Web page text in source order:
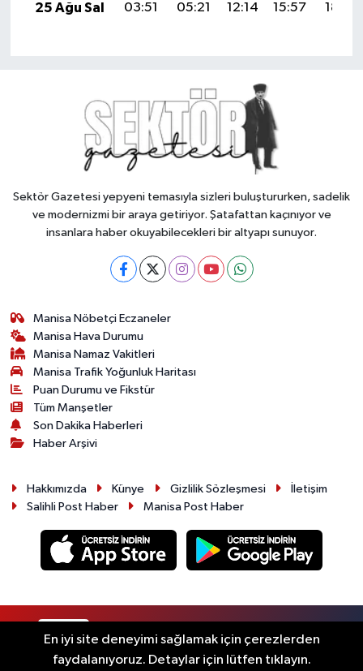
25 Ağu Sal
03:51 05:21 12:14 15:57 18:57
Sektör Gazetesi yepyeni temasıyla sizleri buluştururken, sadelik
ve modernizmi bir araya getiriyor. Şatafattan kaçınıyor ve
insanlara haber okuyabilecekleri bir altyapı sunuyor.
Manisa Nöbetçi Eczaneler
Manisa Hava Durumu
Manisa Namaz Vakitleri
Manisa Trafik Yoğunluk Haritası
Puan Durumu ve Fikstür
Tüm Manşetler
Son Dakika Haberleri
Haber Arşivi
Hakkımızda Künye Gizlilik Sözleşmesi
İletişim
Salihli Post Haber
Manisa Post Haber
En iyi site deneyimi sağlamak için çerezlerden
faydalanıyoruz. Detaylar için lütfen tıklayın.